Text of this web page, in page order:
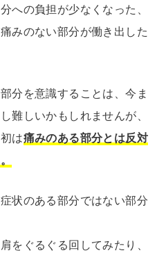
への負担が少なくなった、
みのない部分が働き出した
分を意識することは、今ま
難しいかもしれませんが、
は痛みのある部分とは反対
状のある部分ではない部分
をぐるぐる回してみたり、